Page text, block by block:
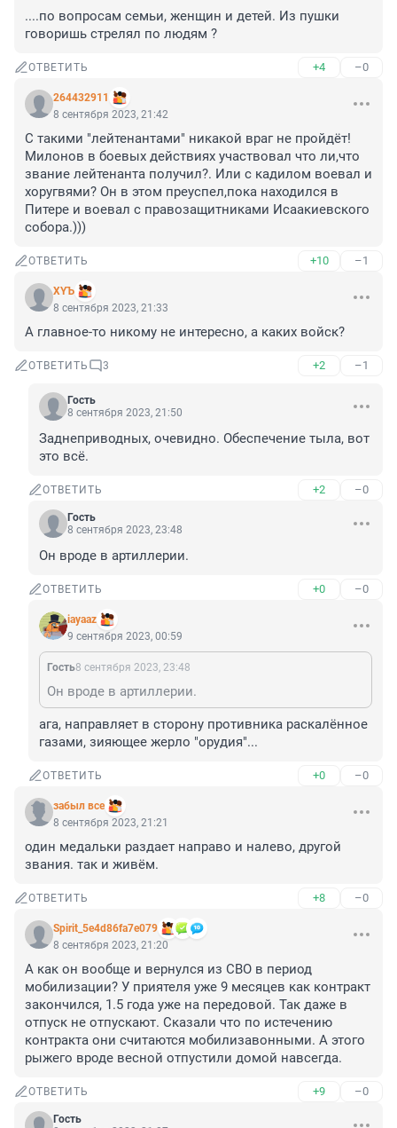
....по вопросам семьи, женщин и детей. Из пушки
говоришь стрелял по людям ?
ОТВЕТИТЬ +4 –0
264432911
8 сентября 2023, 21:42
С такими "лейтенантами" никакой враг не пройдёт!
Милонов в боевых действиях участвовал что ли,что
звание лейтенанта получил?. Или с кадилом воевал и
хоругвями? Он в этом преуспел,пока находился в
Питере и воевал с правозащитниками Исаакиевского
собора.)))
ОТВЕТИТЬ +10 –1
XYЪ
8 сентября 2023, 21:33
А главное-то никому не интересно, а каких войск?
ОТВЕТИТЬ 3 +2 –1
Гость
8 сентября 2023, 21:50
Заднеприводных, очевидно. Обеспечение тыла, вот
это всё.
ОТВЕТИТЬ +2 –0
Гость
8 сентября 2023, 23:48
Он вроде в артиллерии.
ОТВЕТИТЬ +0 –0
iayaaz
9 сентября 2023, 00:59
Гость8 сентября 2023, 23:48
Он вроде в артиллерии.
ага, направляет в сторону противника раскалённое
газами, зияющее жерло "орудия"...
ОТВЕТИТЬ +0 –0
забыл все
8 сентября 2023, 21:21
один медальки раздает направо и налево, другой
звания. так и живём.
ОТВЕТИТЬ +8 –0
Spirit_5e4d86fa7e079
8 сентября 2023, 21:20
А как он вообще и вернулся из СВО в период
мобилизации? У приятеля уже 9 месяцев как контракт
закончился, 1.5 года уже на передовой. Так даже в
отпуск не отпускают. Сказали что по истечению
контракта они считаются мобилизавонными. А этого
рыжего вроде весной отпустили домой навсегда.
ОТВЕТИТЬ +9 –0
Гость